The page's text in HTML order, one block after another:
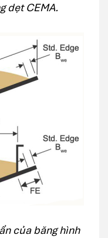
dẹt CEMA.
của băng hình